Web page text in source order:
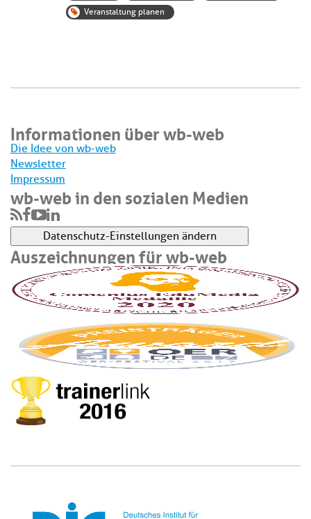
Veranstaltung planen
Informationen über wb-web
Die Idee von wb-web
Newsletter
Impressum
wb-web in den sozialen Medien
Datenschutz-Einstellungen ändern
Auszeichnungen für wb-web